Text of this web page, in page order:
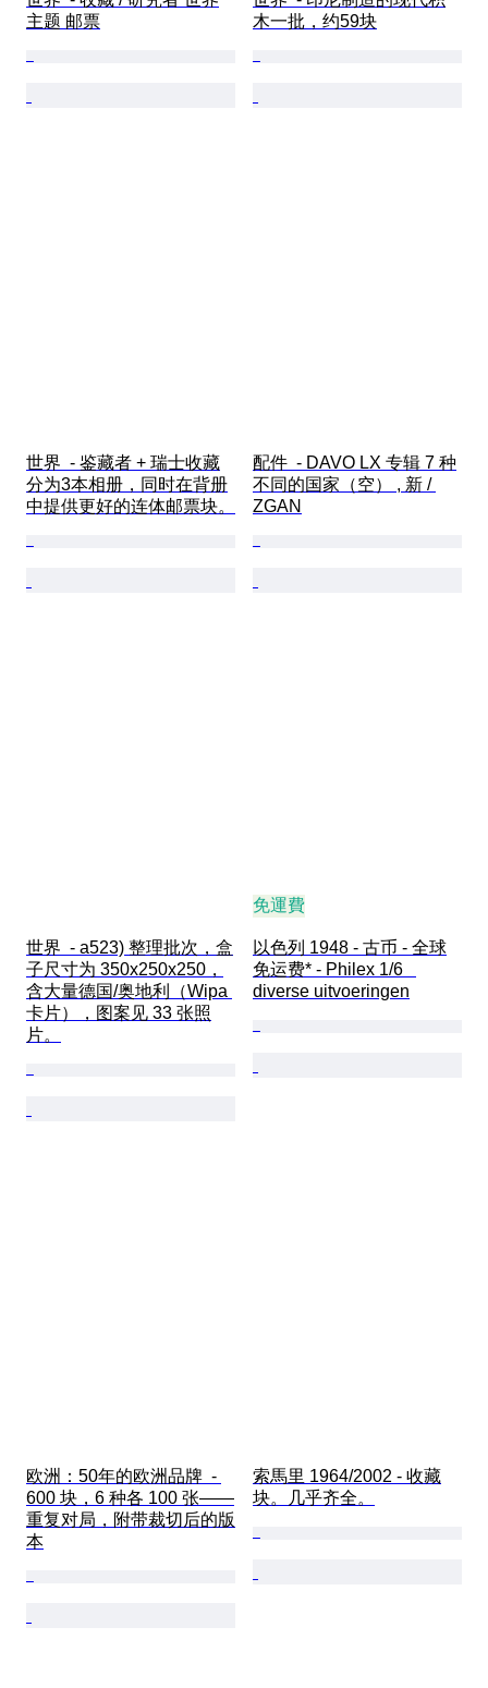
主题 邮票
木一批，约59块
世界  - 鉴藏者 + 瑞士收藏
分为3本相册，同时在背册
中提供更好的连体邮票块。
配件  - DAVO LX 专辑 7 种
不同的国家（空） , 新 /
ZGAN
世界  - a523) 整理批次，盒
子尺寸为 350x250x250，
含大量德国/奥地利（Wipa
卡片），图案见 33 张照
片。
免運費
以色列 1948 - 古币 - 全球
免运费* - Philex 1/6
diverse uitvoeringen
欧洲：50年的欧洲品牌  -
600 块，6 种各 100 张——
重复对局，附带裁切后的版
本
索馬里 1964/2002 - 收藏
块。几乎齐全。